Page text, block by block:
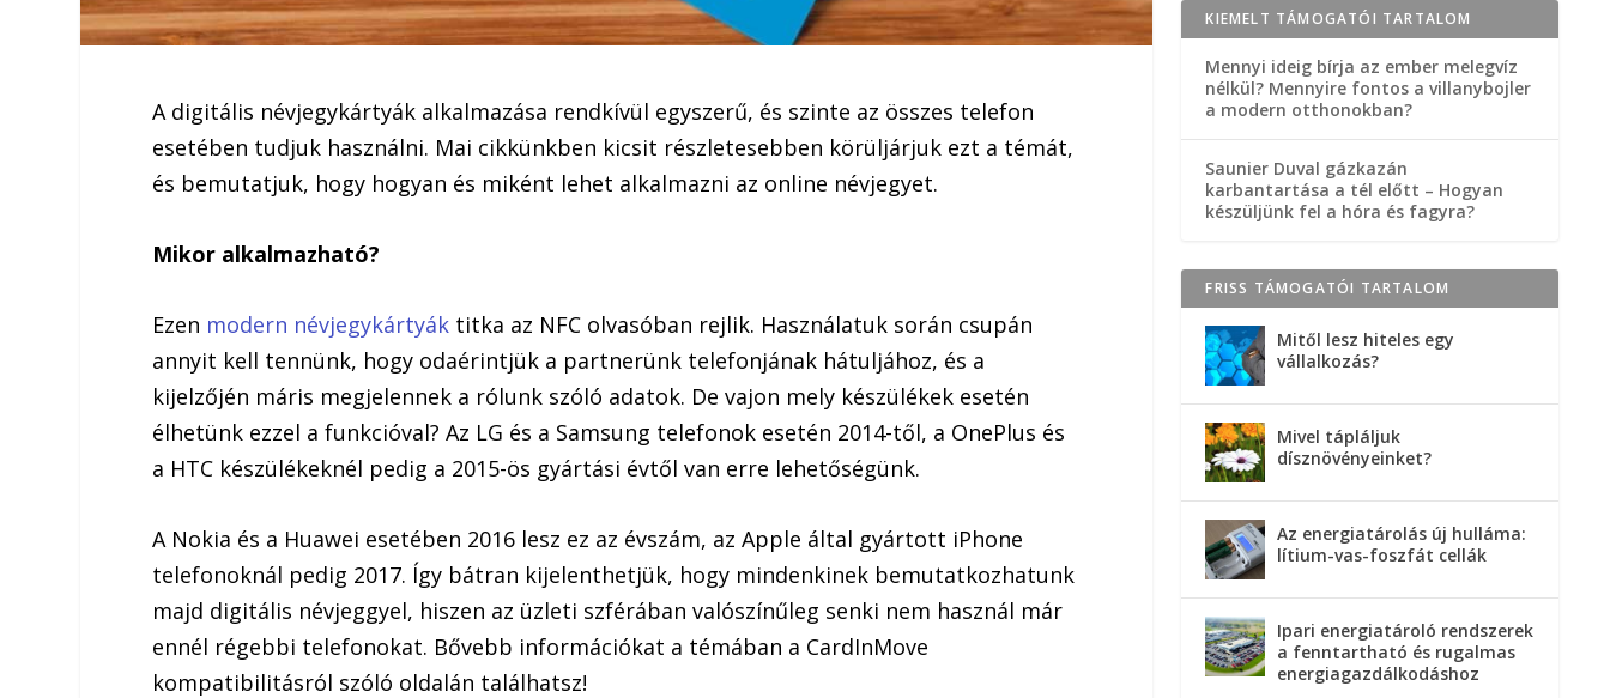
A digitális névjegykártyák alkalmazása rendkívül egyszerű, és szinte az összes telefon
esetében tudjuk használni. Mai cikkünkben kicsit részletesebben körüljárjuk ezt a témát,
és bemutatjuk, hogy hogyan és miként lehet alkalmazni az online névjegyet.
Mikor alkalmazható?
Ezen modern névjegykártyák titka az NFC olvasóban rejlik. Használatuk során csupán
annyit kell tennünk, hogy odaérintjük a partnerünk telefonjának hátuljához, és a
kijelzőjén máris megjelennek a rólunk szóló adatok. De vajon mely készülékek esetén
élhetünk ezzel a funkcióval? Az LG és a Samsung telefonok esetén 2014-től, a OnePlus és
a HTC készülékeknél pedig a 2015-ös gyártási évtől van erre lehetőségünk.
A Nokia és a Huawei esetében 2016 lesz ez az évszám, az Apple által gyártott iPhone
telefonoknál pedig 2017. Így bátran kijelenthetjük, hogy mindenkinek bemutatkozhatunk
majd digitális névjeggyel, hiszen az üzleti szférában valószínűleg senki nem használ már
ennél régebbi telefonokat. Bővebb információkat a témában a CardInMove
kompatibilitásról szóló oldalán találhatsz!
KIEMELT TÁMOGATÓI TARTALOM
Mennyi ideig bírja az ember melegvíz
nélkül? Mennyire fontos a villanybojler
a modern otthonokban?
Saunier Duval gázkazán
karbantartása a tél előtt – Hogyan
készüljünk fel a hóra és fagyra?
FRISS TÁMOGATÓI TARTALOM
Mitől lesz hiteles egy
vállalkozás?
Mivel tápláljuk
dísznövényeinket?
Az energiatárolás új hulláma:
lítium-vas-foszfát cellák
Ipari energiatároló rendszerek
a fenntartható és rugalmas
energiagazdálkodáshoz